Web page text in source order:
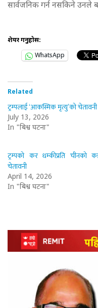
सार्वजनिक गर्न नसकिने उनले
शेयर गर्नुहोस:
WhatsApp
Related
ट्रम्पलाई ‘आकस्मिक मृत्यु’को चेतावनी
July 13, 2026
In "बिश्व घटना"
ट्रम्पको कर धम्कीप्रति चीनको
चेतावनी
April 14, 2026
In "बिश्व घटना"